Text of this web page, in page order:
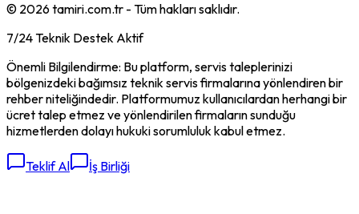
© 2026tamiri.com.tr - Tüm hakları saklıdır.
7/24 Teknik Destek Aktif
Önemli Bilgilendirme: Bu platform, servis taleplerinizi
bölgenizdeki bağımsız teknik servis firmalarına yönlendiren bir
rehber niteliğindedir. Platformumuz kullanıcılardan herhangi bir
ücret talep etmez ve yönlendirilen firmaların sunduğu
hizmetlerden dolayı hukuki sorumluluk kabul etmez.
Teklif Al İş Birliği